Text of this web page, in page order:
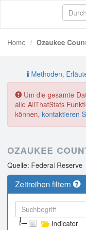
Home Ozaukee
Methoden,
Um die gesamte
alle AllThatStats
können, kontaktieren
OZAUKEE
Quelle: Federal Reserve
Zeitreihen filtern
Indicator